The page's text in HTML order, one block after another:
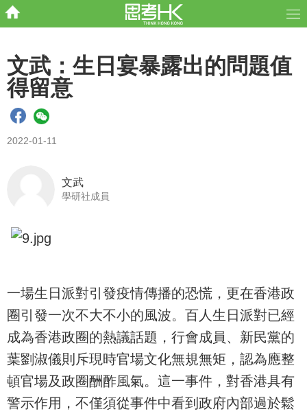
文武：生日宴暴露出的問題值
得留意
2022-01-11
文武
學研社成員
一場生日派對引發疫情傳播的恐慌，更在香港政
圈引發一次不大不小的風波。百人生日派對已經
成為香港政圈的熱議話題，行會成員、新民黨的
葉劉淑儀則斥現時官場文化無規無矩，認為應整
頓官場及政圈酬酢風氣。這一事件，對香港具有
警示作用，不僅須從事件中看到政府內部過於鬆